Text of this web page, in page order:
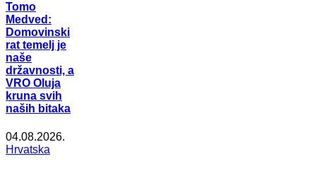
Tomo
Medved:
Domovinski
rat temelj je
naše
državnosti, a
VRO Oluja
kruna svih
naših bitaka
04.08.2026.
Hrvatska